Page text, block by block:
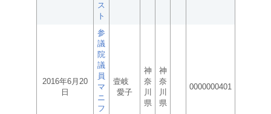
ス
ト
2016年6月20
日
参
議
院
議
員
マ
ニ
フ
壹岐
愛子
神
奈
川
県
神
奈
川
県
0000000401